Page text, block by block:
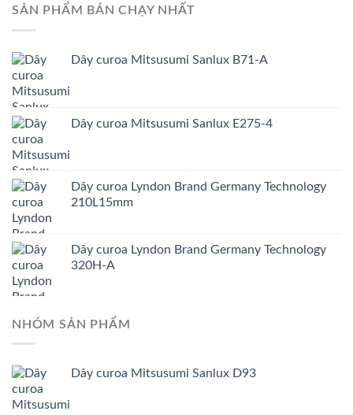
SẢN PHẨM BÁN CHẠY NHẤT
Dây curoa Mitsusumi Sanlux B71-A
Dây curoa Mitsusumi Sanlux E275-4
Dây curoa Lyndon Brand Germany Technology
210L15mm
Dây curoa Lyndon Brand Germany Technology
320H-A
NHÓM SẢN PHẨM
Dây curoa Mitsusumi Sanlux D93